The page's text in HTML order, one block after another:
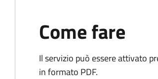
Come fare
Il servizio può essere attivato
in formato PDF.